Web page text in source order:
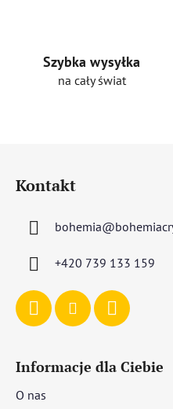
Szybka wysyłka
na cały świat
Kontakt
bohemia@
+420 739 133 159
Informacje dla Ciebie
O nas